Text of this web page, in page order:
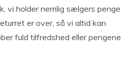
vi holder nemlig sælgers penge
er over, så vi altid kan
fuld tilfredshed eller pengene